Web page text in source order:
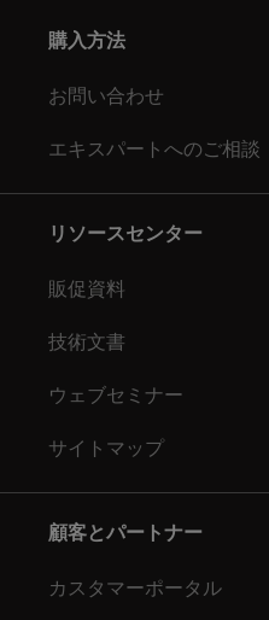
購入方法
お問い合わせ
エキスパートへのご相談
リソースセンター
販促資料
技術文書
ウェブセミナー
サイトマップ
顧客とパートナー
カスタマーポータル